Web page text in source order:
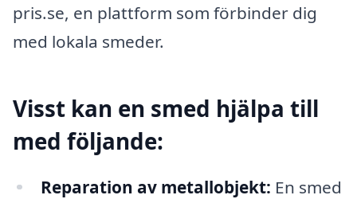
pris.se, en plattform som förbinder dig
med lokala smeder.
Visst kan en smed hjälpa till
med följande:
Reparation av metallobjekt: En smed